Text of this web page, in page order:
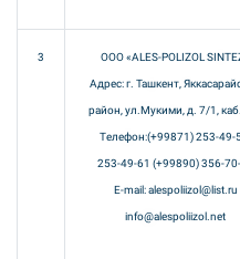
3 ООО «ALES-POLIZOL
Адрес: г. Ташкент,
район, ул.Мукими, д. 7/1,
Телефон:(+99871) 253-49-
253-49-61 (+99890) 356-
E-mail: alespoliizol@list.ru
info@alespoliizol.net